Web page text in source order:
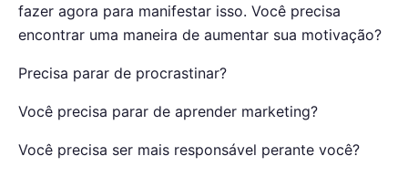
fazer agora para manifestar isso. Você precisa
encontrar uma maneira de aumentar sua motivação?
Precisa parar de procrastinar?
Você precisa parar de aprender marketing?
Você precisa ser mais responsável perante você?